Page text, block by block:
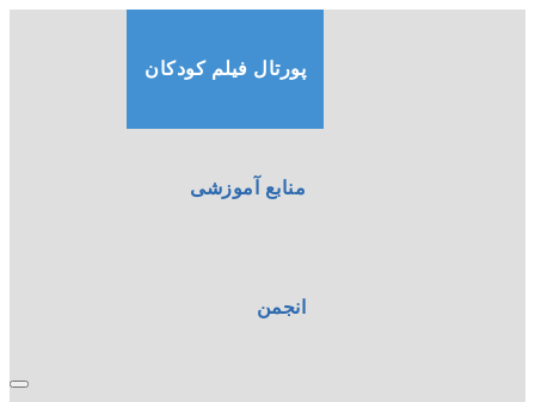
پورتال فیلم کودکان
منابع آموزشی
انجمن